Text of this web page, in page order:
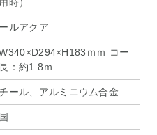
ルアクア
ｍｍ コー
：約1.8ｍ
ール、アルミニウム合金